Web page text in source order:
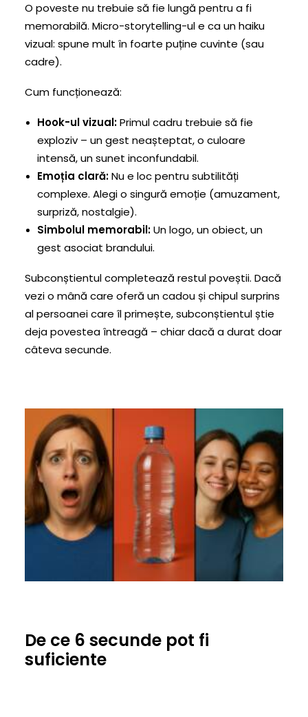
O poveste nu trebuie să fie lungă pentru a fi
memorabilă. Micro-storytelling-ul e ca un haiku
vizual: spune mult în foarte puține cuvinte (sau
cadre).
Cum funcționează:
Hook-ul vizual:Primul cadru trebuie să fie
exploziv – un gest neașteptat, o culoare
intensă, un sunet inconfundabil.
Emoția clară:Nu e loc pentru subtilități
complexe. Alegi o singură emoție (amuzament,
surpriză, nostalgie).
Simbolul memorabil:Un logo, un obiect, un
gest asociat brandului.
Subconștientul completează restul poveștii. Dacă
vezi o mână care oferă un cadou și chipul surprins
al persoanei care îl primește, subconștientul știe
deja povestea întreagă – chiar dacă a durat doar
câteva secunde.
De ce 6 secunde pot fi
suficiente